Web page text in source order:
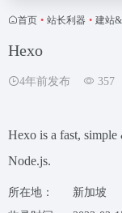
首页 • 站长利器 • 建站
Hexo
4年前发布 357
Hexo is a fast,
Node.js.
所在地：
新加坡